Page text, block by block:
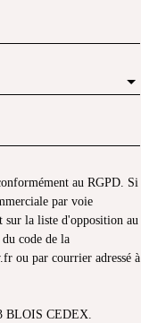
au RGPD. Si
par voie
sur la liste d'opposition au
code de la
ou par courrier adressé à
BLOIS CEDEX.